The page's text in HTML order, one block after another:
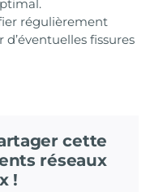
régulièrement
fissures
cette
réseaux
!